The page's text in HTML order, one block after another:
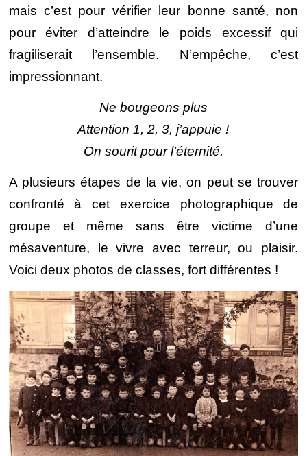
mais c’est pour vérifier leur bonne santé, non
pour éviter d’atteindre le poids excessif qui
fragiliserait l’ensemble. N’empêche, c’est
impressionnant.
Ne bougeons plus
Attention 1, 2, 3, j’appuie !
On sourit pour l’éternité.
A plusieurs étapes de la vie, on peut se trouver
confronté à cet exercice photographique de
groupe et même sans être victime d’une
mésaventure, le vivre avec terreur, ou plaisir.
Voici deux photos de classes, fort différentes !